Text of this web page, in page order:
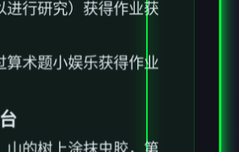
算术题小娱乐获得作业
山的树上涂抹虫胶，第